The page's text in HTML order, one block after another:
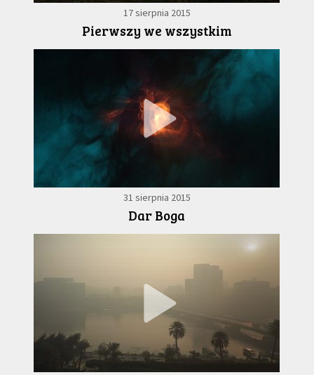
17 sierpnia 2015
Pierwszy we wszystkim
31 sierpnia 2015
Dar Boga